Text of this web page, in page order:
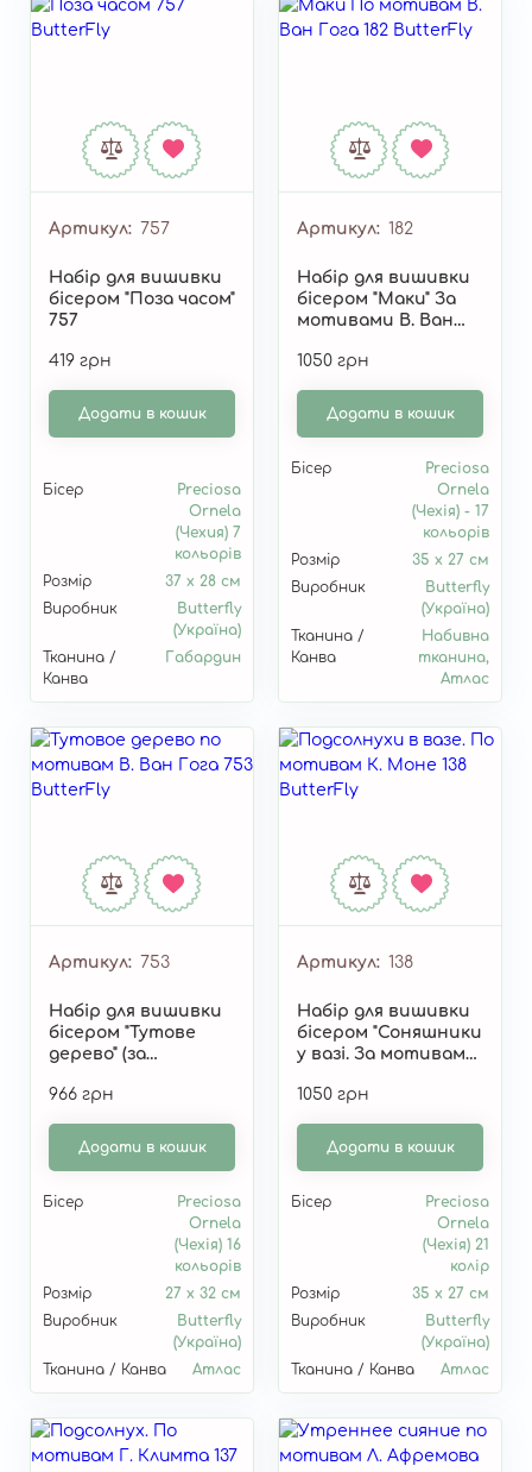
Артикул 757
Набір для вишивки
бісером "Поза часом"
757
419 грн
Додати в кошик
Бісер
Preciosa
Ornela
(Чехия) 7
кольорів
Розмір
37 x 28 см
Виробник
Butterfly
(Україна)
Тканина /
Канва
Габардин
Артикул 182
Набір для вишивки
бісером "Маки" За
мотивами В. Ван
1050 грн
Додати в кошик
Бісер
Preciosa
Ornela
(Чехія) - 17
кольорів
Розмір
35 x 27 см
Виробник
Butterfly
(Україна)
Тканина /
Канва
Набивна
тканина,
Атлас
Артикул 753
Набір для вишивки
бісером "Тутове
дерево" (за
Гога) 753
966 грн
Додати в кошик
Бісер
Preciosa
Ornela
(Чехія) 16
кольорів
Розмір
27 х 32 см
Виробник
Butterfly
(Україна)
Тканина / Канва
Атлас
Артикул 138
Набір для вишивки
бісером "Соняшники
у вазі. За мотивами
1050 грн
Додати в кошик
Бісер
Preciosa
Ornela
(Чехія) 21
колір
Розмір
35 x 27 см
Виробник
Butterfly
(Україна)
Тканина / Канва
Атлас